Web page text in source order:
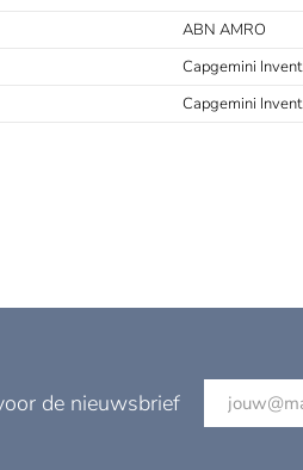
ABN AMRO
Capgemini Invent
Capgemini Invent
de nieuwsbrief